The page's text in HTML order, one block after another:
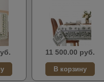
11 500.00 руб.